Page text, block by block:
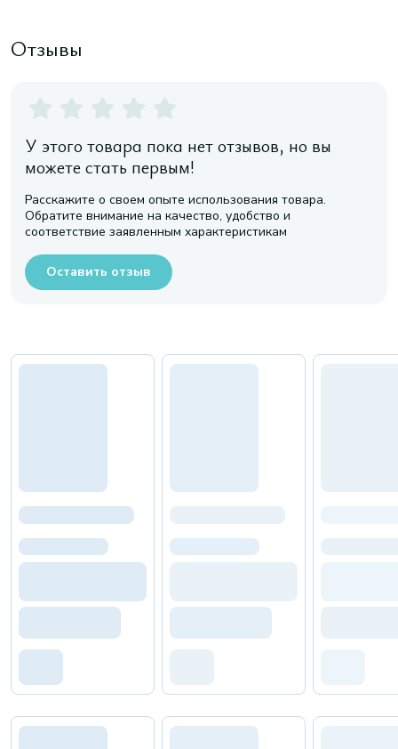
Отзывы
У этого товара пока нет отзывов, но вы
можете стать первым!
Расскажите о своем опыте использования товара.
Обратите внимание на качество, удобство и
соответствие заявленным характеристикам
Оставить отзыв